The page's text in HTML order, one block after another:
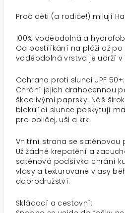
Proč děti (a rodiče!) milují
100% voděodolná a
Od postříkání na pláži až
voděodolná vrstva je udrží v
Ochrana proti slunci UPF 50+:
Chrání jejich drahocennou
škodlivými paprsky. Náš
blokující slunce poskytují
pro obličej, uši a krk.
Vnitřní strana se saténovou
Už žádné krepatění a
saténová podšívka chrání
vlasy a texturované vlasy
dobrodružství.
Skládací a cestovní: